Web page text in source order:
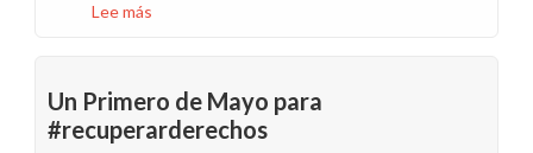
Lee más
hace
balance
de
Un Primero de Mayo para
#recuperarderechos